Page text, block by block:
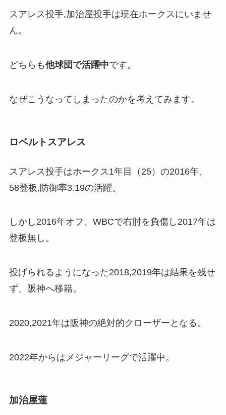
スアレス投手,加治屋投手は現在ホークスにいませ
ん。
どちらも他球団で活躍中です。
なぜこうなってしまったのかを考えてみます。
ロベルトスアレス
スアレス投手はホークス1年目（25）の2016年、
58登板,防御率3.19の活躍。
しかし2016年オフ、WBCで右肘を負傷し2017年は
登板無し。
投げられるようになった2018,2019年は結果を残せ
ず、阪神へ移籍。
2020,2021年は阪神の絶対的クローザーとなる。
2022年からはメジャーリーグで活躍中。
加治屋蓮